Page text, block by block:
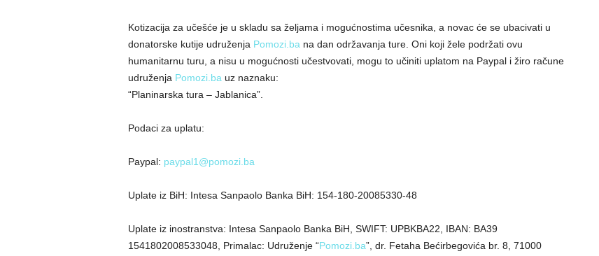
Kotizacija za učešće je u skladu sa željama i mogućnostima učesnika, a novac će se ubacivati u
donatorske kutije udruženja Pomozi.ba na dan održavanja ture. Oni koji žele podržati ovu
humanitarnu turu, a nisu u mogućnosti učestvovati, mogu to učiniti uplatom na Paypal i žiro račune
udruženja Pomozi.ba uz naznaku:
“Planinarska tura – Jablanica”.
Podaci za uplatu:
Paypal: paypal1@pomozi.ba
Uplate iz BiH: Intesa Sanpaolo Banka BiH: 154-180-20085330-48
Uplate iz inostranstva: Intesa Sanpaolo Banka BiH, SWIFT: UPBKBA22, IBAN: BA39
1541802008533048, Primalac: Udruženje “Pomozi.ba”, dr. Fetaha Bećirbegovića br. 8, 71000